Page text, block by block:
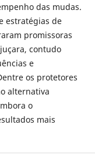
das mudas.
estratégias de
promissoras
contudo
e
os protetores
alternativa
o
mais